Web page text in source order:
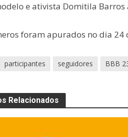
e ativista Domitila
foram apurados no dia 24
participantes seguidores BBB
Relacionados